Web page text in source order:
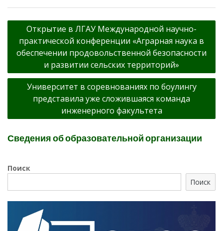
Навигация
записям
Открытие в ЛГАУ Международной научно-
практической конференции «Аграрная наука в
обеспечении продовольственной безопасности
и развитии сельских территорий»
Университет в соревнованиях по боулингу
представила уже сложившаяся команда
инженерного факультета
Сведения об образовательной организации
Поиск
Поиск